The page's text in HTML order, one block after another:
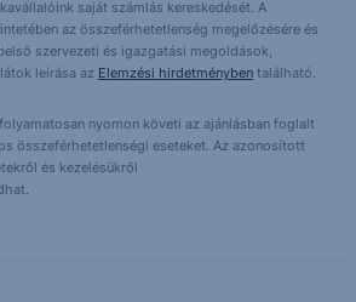
saját számlás kereskedését. A
az összeférhetetlenség megelőzésére és
szervezeti és igazgatási megoldások,
leírása az Elemzési hirdetménybentalálható.
nyomon követi az ajánlásban foglalt
összeférhetetlenségi eseteket. Az azonosított
és kezelésükről